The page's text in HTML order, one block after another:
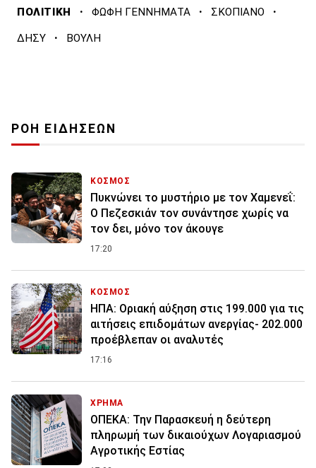
ΠΟΛΙΤΙΚΗ · ΦΩΦΗ ΓΕΝΝΗΜΑΤΑ · ΣΚΟΠΙΑΝΟ ·
ΔΗΣΥ · ΒΟΥΛΗ
ΡΟΗ ΕΙΔΗΣΕΩΝ
ΚΟΣΜΟΣ
Πυκνώνει το μυστήριο με τον Χαμενεΐ:
Ο Πεζεσκιάν τον συνάντησε χωρίς να
τον δει, μόνο τον άκουγε
17:20
ΚΟΣΜΟΣ
ΗΠΑ: Οριακή αύξηση στις 199.000 για τις
αιτήσεις επιδομάτων ανεργίας- 202.000
προέβλεπαν οι αναλυτές
17:16
ΧΡΗΜΑ
ΟΠΕΚΑ: Την Παρασκευή η δεύτερη
πληρωμή των δικαιούχων Λογαριασμού
Αγροτικής Εστίας